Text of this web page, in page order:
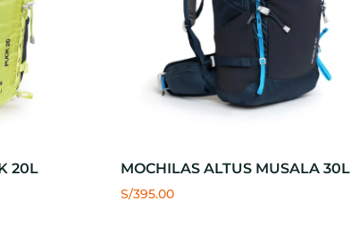
20L MOCHILAS ALTUS MUSALA 30L
S/395.00